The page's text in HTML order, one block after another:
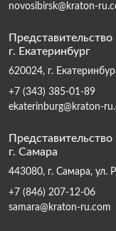
novosibirsk@kraton-
Представительство
г. Екатеринбург
620024, г.
+7 (343) 385-01-89
ekaterinburg@kraton-
Представительство
г. Самара
443080, г. Самара, ул.
+7 (846) 207-12-06
samara@kraton-ru.com